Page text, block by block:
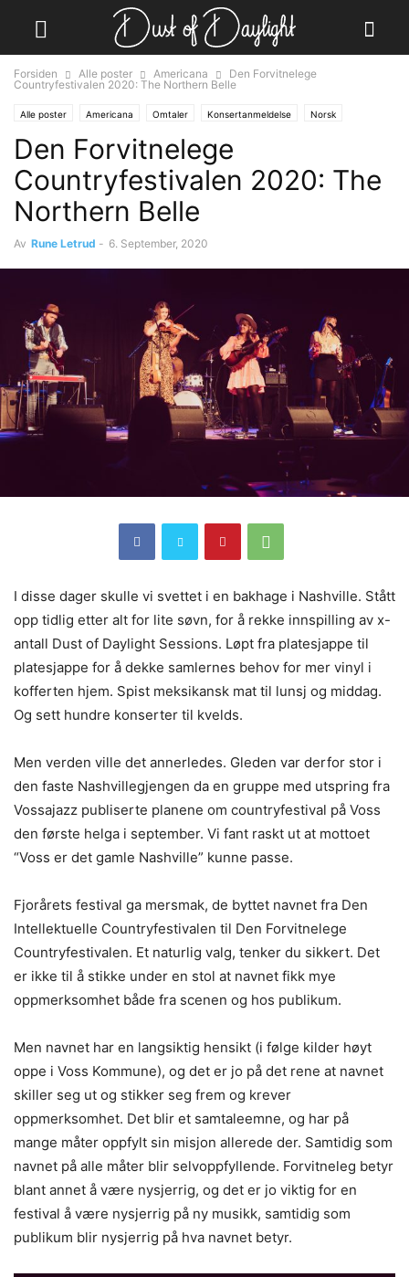
Forsiden Alle poster Americana
Den Forvitnelege
Countryfestivalen 2020: The Northern Belle
Alle poster Americana Omtaler Konsertanmeldelse Norsk
Den Forvitnelege
Countryfestivalen 2020: The
Northern Belle
Av Rune Letrud - 6. September, 2020
I disse dager skulle vi svettet i en bakhage i Nashville. Stått
opp tidlig etter alt for lite søvn, for å rekke innspilling av x-
antall Dust of Daylight Sessions. Løpt fra platesjappe til
platesjappe for å dekke samlernes behov for mer vinyl i
kofferten hjem. Spist meksikansk mat til lunsj og middag.
Og sett hundre konserter til kvelds.
Men verden ville det annerledes. Gleden var derfor stor i
den faste Nashvillegjengen da en gruppe med utspring fra
Vossajazz publiserte planene om countryfestival på Voss
den første helga i september. Vi fant raskt ut at mottoet
“Voss er det gamle Nashville” kunne passe.
Fjorårets festival ga mersmak, de byttet navnet fra Den
Intellektuelle Countryfestivalen til Den Forvitnelege
Countryfestivalen. Et naturlig valg, tenker du sikkert. Det
er ikke til å stikke under en stol at navnet fikk mye
oppmerksomhet både fra scenen og hos publikum.
Men navnet har en langsiktig hensikt (i følge kilder høyt
oppe i Voss Kommune), og det er jo på det rene at navnet
skiller seg ut og stikker seg frem og krever
oppmerksomhet. Det blir et samtaleemne, og har på
mange måter oppfylt sin misjon allerede der. Samtidig som
navnet på alle måter blir selvoppfyllende. Forvitneleg betyr
blant annet å være nysjerrig, og det er jo viktig for en
festival å være nysjerrig på ny musikk, samtidig som
publikum blir nysjerrig på hva navnet betyr.